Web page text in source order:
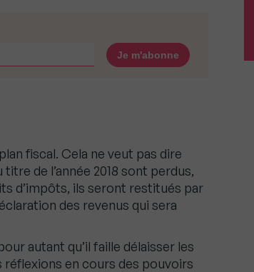
fiscal. Cela ne veut pas dire
de l’année 2018 sont perdus,
d’impôts, ils seront restitués par
des revenus qui sera
autant qu’il faille délaisser les
en cours des pouvoirs